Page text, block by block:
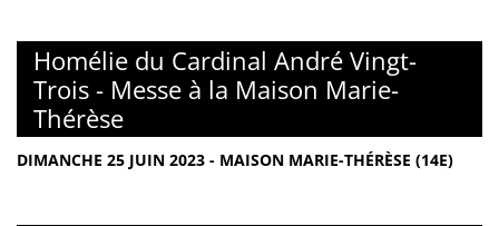
Homélie du Cardinal André Vingt-
Trois - Messe à la Maison Marie-
Thérèse
DIMANCHE 25 JUIN 2023 - MAISON MARIE-THÉRÈSE (14E)